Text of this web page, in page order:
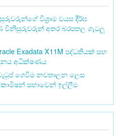
විශ්‍රාම වයස දීර්ඝ
විනිසුරුවරුන් අතර බරපතල ගැටලු
Exadata X11M පද්ධතියක් සහ
අධීක්ෂණය
ගෙවීම නවතාලන ලෙස
කොමිෂන් සභාවෙන් ඉල්ලීම